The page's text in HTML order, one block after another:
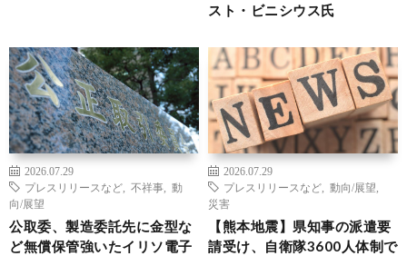
スト・ビニシウス氏
2026.07.29
プレスリリースなど
不祥事
動
向/展望
公取委、製造委託先に金型な
ど無償保管強いたイリソ電子
2026.07.29
プレスリリースなど
動向/展望
災害
【熊本地震】県知事の派遣要
請受け、自衛隊3600人体制で